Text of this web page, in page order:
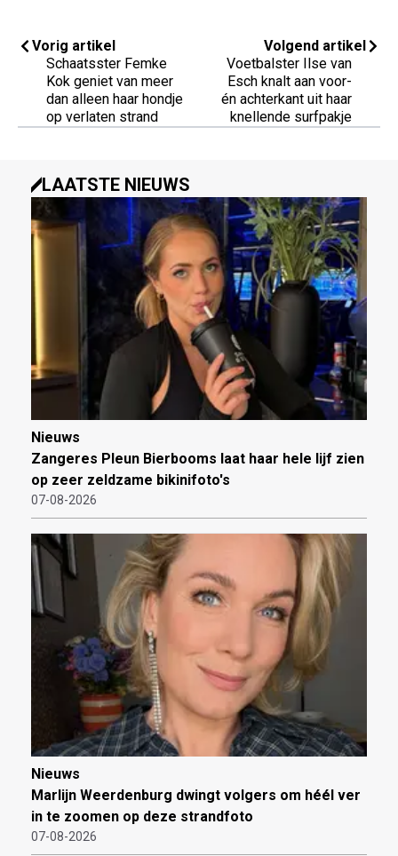
Vorig artikel
Schaatsster Femke
Kok geniet van meer
dan alleen haar hondje
op verlaten strand
Volgend artikel
Voetbalster Ilse van
Esch knalt aan voor-
én achterkant uit haar
knellende surfpakje
LAATSTE NIEUWS
Nieuws
Zangeres Pleun Bierbooms laat haar hele lijf zien
op zeer zeldzame bikinifoto's
07-08-2026
Nieuws
Marlijn Weerdenburg dwingt volgers om héél ver
in te zoomen op deze strandfoto
07-08-2026